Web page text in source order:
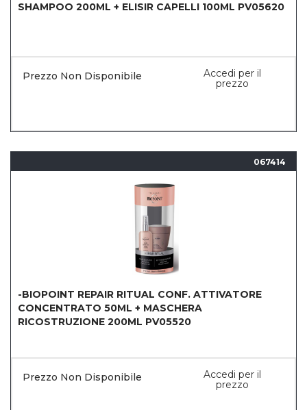
SHAMPOO 200ML + ELISIR CAPELLI 100ML PV05620
Prezzo Non Disponibile
Accedi per il
prezzo
067414
-BIOPOINT REPAIR RITUAL CONF. ATTIVATORE
CONCENTRATO 50ML + MASCHERA
RICOSTRUZIONE 200ML PV05520
Prezzo Non Disponibile
Accedi per il
prezzo